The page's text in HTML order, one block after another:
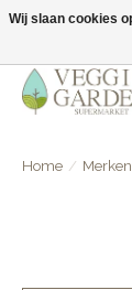
vegan & veggie
Home / Merken
Wij slaan cookies